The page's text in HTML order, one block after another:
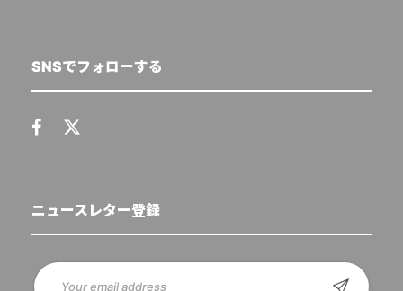
SNSでフォローする
ニュースレター登録